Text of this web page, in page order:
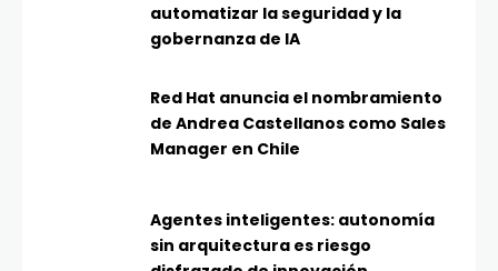
automatizar la seguridad y la
gobernanza de IA
Red Hat anuncia el nombramiento
de Andrea Castellanos como Sales
Manager en Chile
Agentes inteligentes: autonomía
sin arquitectura es riesgo